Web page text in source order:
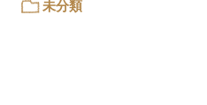
未分類